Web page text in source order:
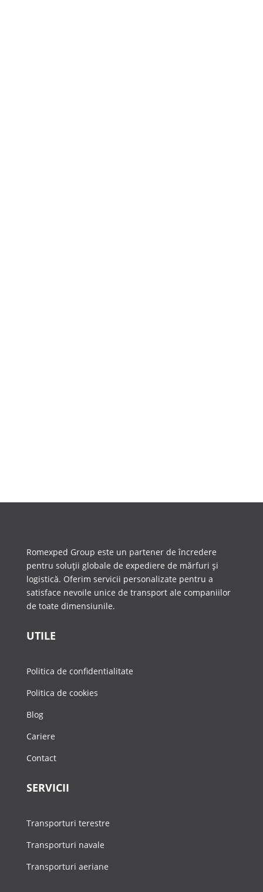
Romexped Group este un partener de încredere
pentru soluții globale de expediere de mărfuri și
logistică. Oferim servicii personalizate pentru a
satisface nevoile unice de transport ale companiilor
de toate dimensiunile.
UTILE
Politica de confidentialitate
Politica de cookies
Blog
Cariere
Contact
SERVICII
Transporturi terestre
Transporturi navale
Transporturi aeriane